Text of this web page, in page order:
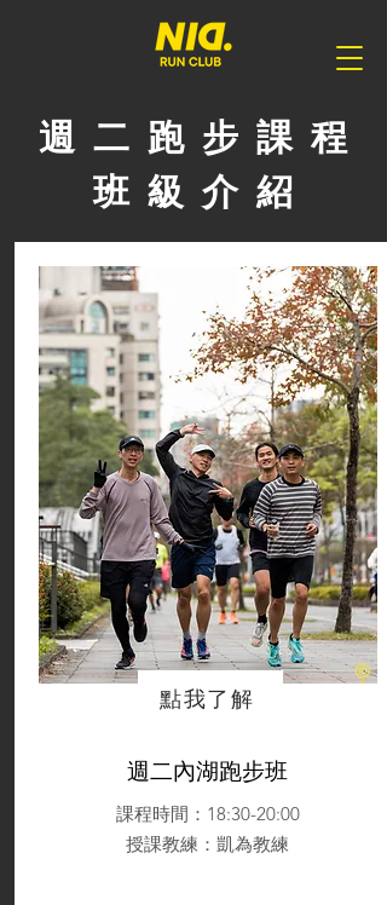
週 二 跑 步 課 程
班 級 介 紹
點我了解
週二內湖跑步班
課程時間：18:30-20:00
授課教練 ：凱為教練